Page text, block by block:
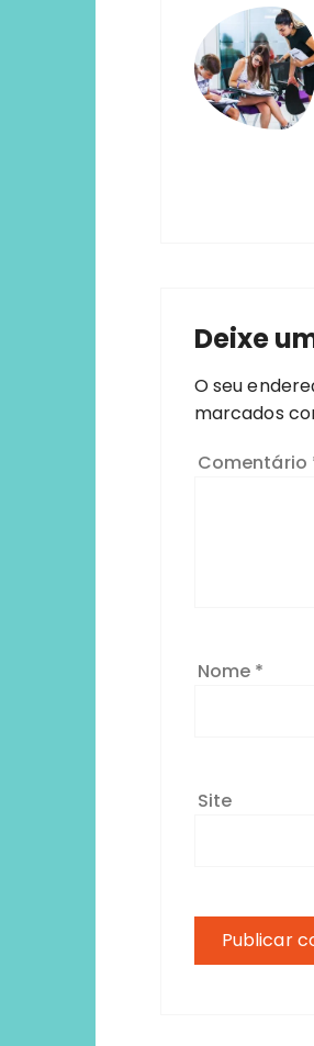
Deixe
O seu
marcados
Comentário
Nome *
Site